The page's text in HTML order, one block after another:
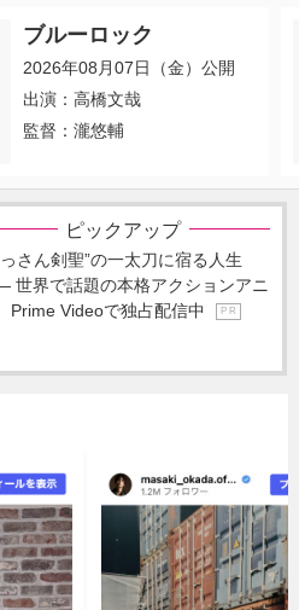
ブルーロック
2026年08月07日（金）公開
出演：高橋文哉
監督：瀧悠輔
ピックアップ
さん剣聖”の一太刀に宿る人生
界で話題の本格アクションアニ
Prime Videoで独占配信中
P R